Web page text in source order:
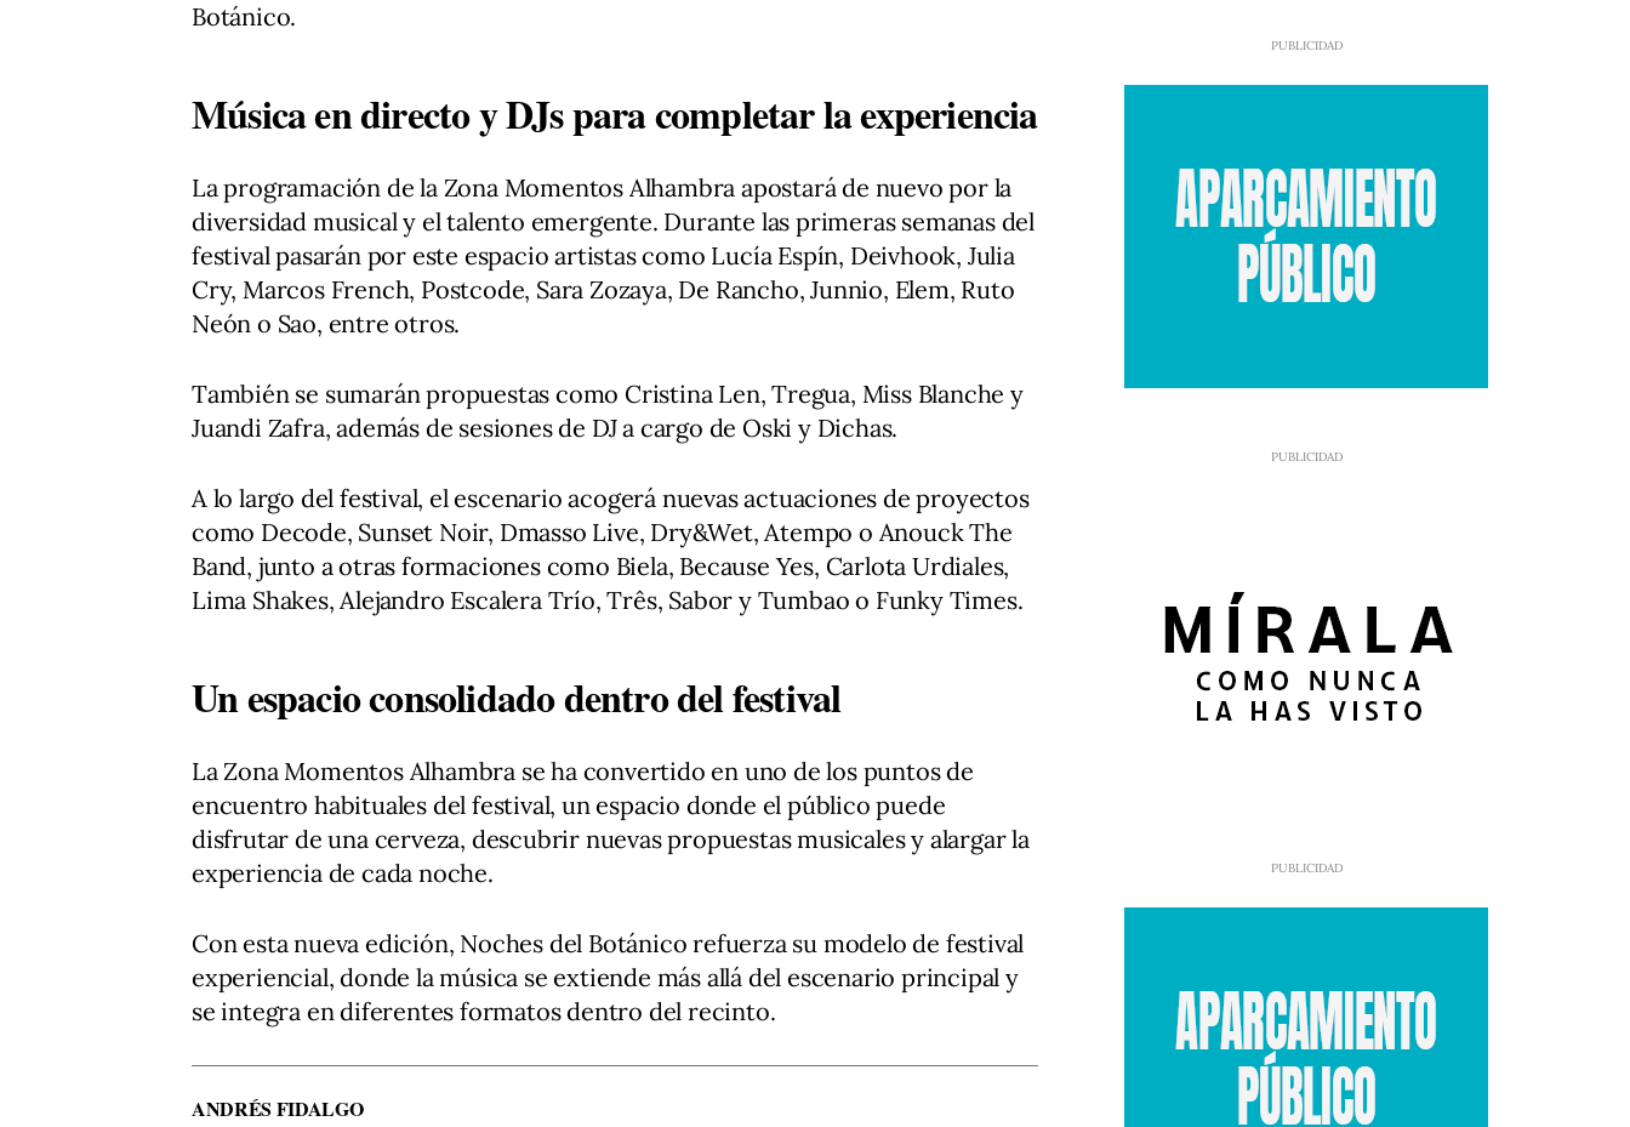
Botánico.
Música en directo y DJs para completar la experiencia
La programación de la Zona Momentos Alhambra apostará de nuevo por la
diversidad musical y el talento emergente. Durante las primeras semanas del
festival pasarán por este espacio artistas como Lucía Espín, Deivhook, Julia
Cry, Marcos French, Postcode, Sara Zozaya, De Rancho, Junnio, Elem, Ruto
Neón o Sao, entre otros.
También se sumarán propuestas como Cristina Len, Tregua, Miss Blanche y
Juandi Zafra, además de sesiones de DJ a cargo de Oski y Dichas.
A lo largo del festival, el escenario acogerá nuevas actuaciones de proyectos
como Decode, Sunset Noir, Dmasso Live, Dry&Wet, Atempo o Anouck The
Band, junto a otras formaciones como Biela, Because Yes, Carlota Urdiales,
Lima Shakes, Alejandro Escalera Trío, Três, Sabor y Tumbao o Funky Times.
Un espacio consolidado dentro del festival
La Zona Momentos Alhambra se ha convertido en uno de los puntos de
encuentro habituales del festival, un espacio donde el público puede
disfrutar de una cerveza, descubrir nuevas propuestas musicales y alargar la
experiencia de cada noche.
Con esta nueva edición, Noches del Botánico refuerza su modelo de festival
experiencial, donde la música se extiende más allá del escenario principal y
se integra en diferentes formatos dentro del recinto.
ANDRÉS FIDALGO